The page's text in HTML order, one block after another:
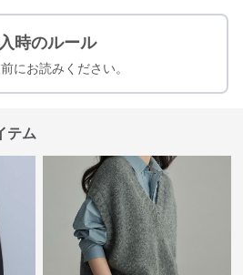
時のルール
にお読みください。
テム